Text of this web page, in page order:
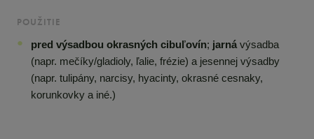
POUŽITIE
pred výsadbou okrasných cibuľovín; jarná výsadba
(napr. mečíky/gladioly, ľalie, frézie) a jesennej výsadby
(napr. tulipány, narcisy, hyacinty, okrasné cesnaky,
korunkovky a iné.)